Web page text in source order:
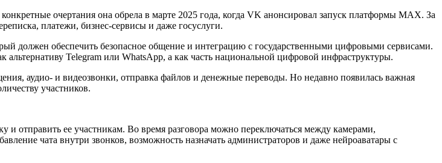
очертания она обрела в марте 2025 года, когда VK анонсировал запуск платформы MAX. За
платежи, бизнес-сервисы и даже госуслуги.
должен обеспечить безопасное общение и интеграцию с государственными цифровыми сервисами.
Telegram или WhatsApp, а как часть национальной цифровой инфраструктуры.
аудио- и видеозвонки, отправка файлов и денежные переводы. Но недавно появилась важная
участников.
и отправить ее участникам. Во время разговора можно переключаться между камерами,
чата внутри звонков, возможность назначать администраторов и даже нейроаватары с